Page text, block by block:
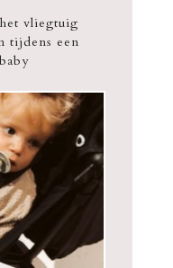
vliegtuig
tijdens een